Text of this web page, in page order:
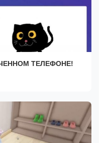
ТЕЛЕФОНЕ!